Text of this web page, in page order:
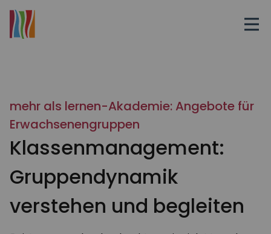
mehr als lernen-Akademie: Angebote für
Erwachsenengruppen
Klassenmanagement:
Gruppendynamik
verstehen und begleiten